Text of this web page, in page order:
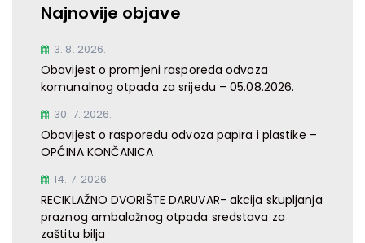
Najnovije objave
3. 8. 2026.
Obavijest o promjeni rasporeda odvoza
komunalnog otpada za srijedu – 05.08.2026.
30. 7. 2026.
Obavijest o rasporedu odvoza papira i plastike –
OPĆINA KONČANICA
14. 7. 2026.
RECIKLAŽNO DVORIŠTE DARUVAR- akcija skupljanja
praznog ambalažnog otpada sredstava za
zaštitu bilja